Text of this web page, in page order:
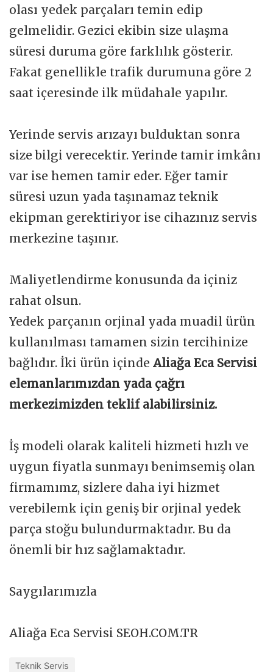
olası yedek parçaları temin edip
gelmelidir. Gezici ekibin size ulaşma
süresi duruma göre farklılık gösterir.
Fakat genellikle trafik durumuna göre 2
saat içeresinde ilk müdahale yapılır.
Yerinde servis arızayı bulduktan sonra
size bilgi verecektir. Yerinde tamir imkânı
var ise hemen tamir eder. Eğer tamir
süresi uzun yada taşınamaz teknik
ekipman gerektiriyor ise cihazınız servis
merkezine taşınır.
Maliyetlendirme konusunda da içiniz
rahat olsun.
Yedek parçanın orjinal yada muadil ürün
kullanılması tamamen sizin tercihinize
bağlıdır. İki ürün içinde Aliağa Eca Servisi
elemanlarımızdan yada çağrı
merkezimizden teklif alabilirsiniz.
İş modeli olarak kaliteli hizmeti hızlı ve
uygun fiyatla sunmayı benimsemiş olan
firmamımz, sizlere daha iyi hizmet
verebilemk için geniş bir orjinal yedek
parça stoğu bulundurmaktadır. Bu da
önemli bir hız sağlamaktadır.
Saygılarımızla
Aliağa Eca Servisi SEOH.COM.TR
Teknik Servis